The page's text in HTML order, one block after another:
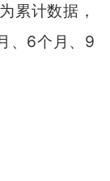
累计数据，
、6个月、9